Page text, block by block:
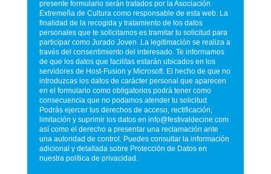
presente formulario serán tratados por la Asociación
Extremeña de Cultura como responsable de esta web. La
finalidad de la recogida y tratamiento de los datos
personales que te solicitamos es tramitar tu solicitud para
participar como Jurado Joven. La legitimación se realiza a
través del consentimiento del interesado. Te informamos
de que los datos que facilitas estarán ubicados en los
servidores de Host-Fusion y Microsoft. El hecho de que no
introduzcas los datos de carácter personal que aparecen
en el formulario como obligatorios podrá tener como
consecuencia que no podamos atender tu solicitud.
Podrás ejercer tus derechos de acceso, rectificación,
limitación y suprimir los datos en info@festivaldecine.com
así como el derecho a presentar una reclamación ante
una autoridad de control. Puedes consultar la información
adicional y detallada sobre Protección de Datos en
nuestra política de privacidad.